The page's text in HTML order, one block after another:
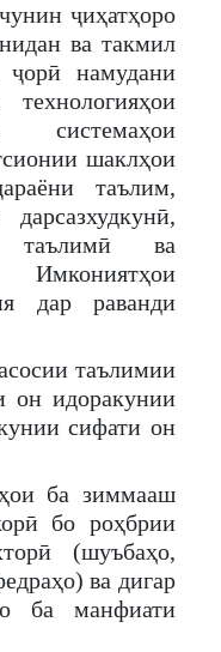
ҷиҳатҳоро
ва такмил
ҷорӣ намудани
системаҳои
шаклҳои
таълим,
таълимӣ ва
дар раванди
таълимии
он идоракунии
сифати он
ба зиммааш
бо роҳбрии
(шуъбаҳо,
ва дигар
ба манфиати